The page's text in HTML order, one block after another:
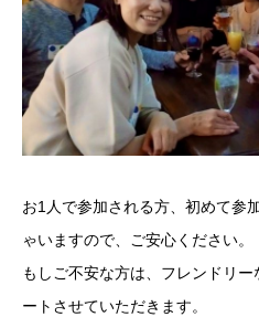
お1人で参加される方、初めて参
ゃいますので、ご安心ください。
もしご不安な方は、フレンドリ
ートさせていただきます。